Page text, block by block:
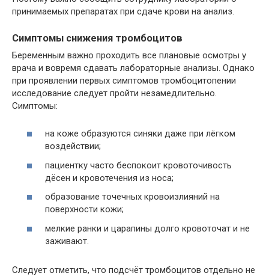
принимаемых препаратах при сдаче крови на анализ.
Симптомы снижения тромбоцитов
Беременным важно проходить все плановые осмотры у
врача и вовремя сдавать лабораторные анализы. Однако
при проявлении первых симптомов тромбоцитопении
исследование следует пройти незамедлительно.
Симптомы:
на коже образуются синяки даже при лёгком
воздействии;
пациентку часто беспокоит кровоточивость
дёсен и кровотечения из носа;
образование точечных кровоизлияний на
поверхности кожи;
мелкие ранки и царапины долго кровоточат и не
заживают.
Следует отметить, что подсчёт тромбоцитов отдельно не